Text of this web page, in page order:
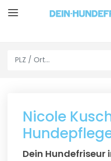
Nicole
Dein Hundefriseur